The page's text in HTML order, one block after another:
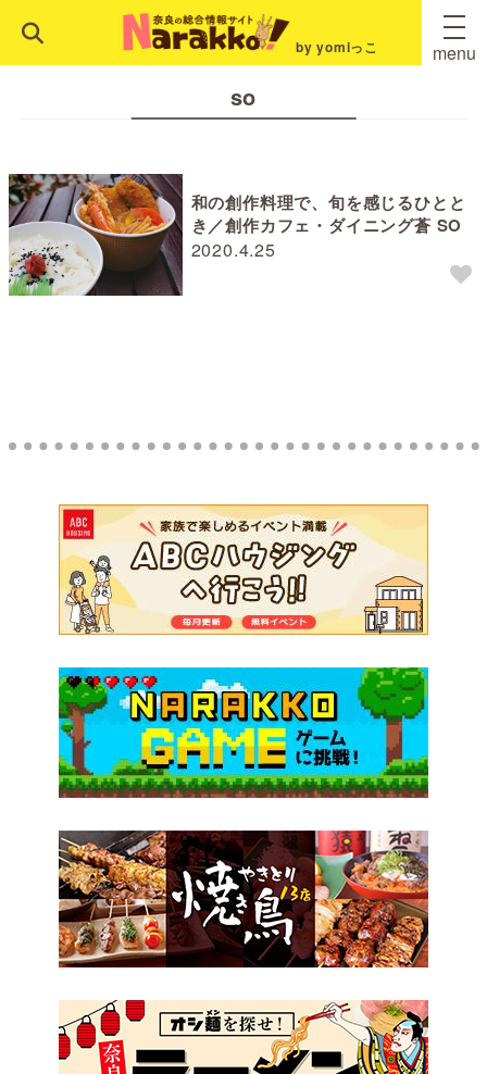
by yomiっこ menu
so
2020.4.25
和の創作料理で、旬を感じるひとと
き／創作カフェ・ダイニング蒼 SO